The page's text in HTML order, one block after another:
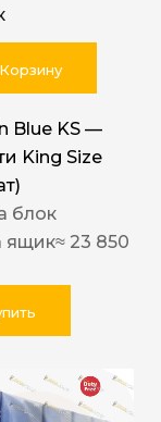
Blue KS —
King Size
блок
ящик≈ 23 850